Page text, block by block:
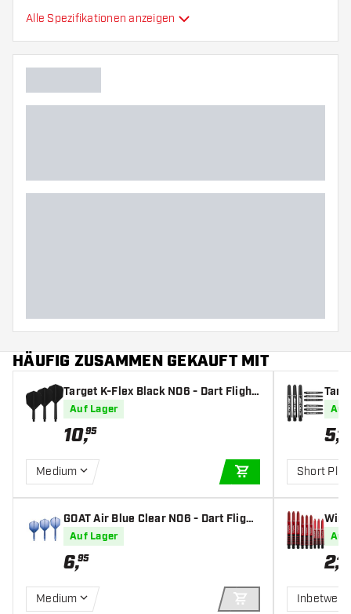
Kapazität Darttasche
Hauptfarbe
Alle Spezifikationen anzeigen
HÄUFIG ZUSAMMEN GEKAUFT MIT
Target K-Flex Black NO6 - Dart Flight
Auf Lager
10,95
Medium
IN DEN
GOAT Air Blue Clear NO6 - Dart Flight
Auf Lager
6,95
Medium
IN DEN
fts
Auf
5,49
Short Plus
s Auf
2,40
Inbetween